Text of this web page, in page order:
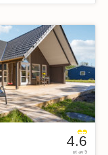
4.6
ut av 5